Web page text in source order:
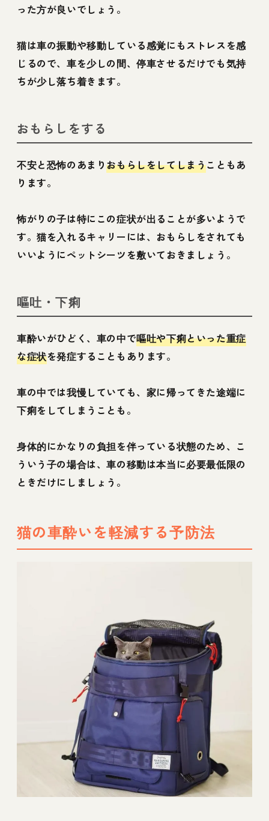
った方が良いでしょう。
猫は車の振動や移動している感覚にもストレスを感
じるので、車を少しの間、停車させるだけでも気持
ちが少し落ち着きます。
おもらしをする
不安と恐怖のあまりおもらしをしてしまうこともあ
ります。
怖がりの子は特にこの症状が出ることが多いようで
す。猫を入れるキャリーには、おもらしをされても
いいようにペットシーツを敷いておきましょう。
嘔吐・下痢
車酔いがひどく、車の中で嘔吐や下痢といった重症
な症状を発症することもあります。
車の中では我慢していても、家に帰ってきた途端に
下痢をしてしまうことも。
身体的にかなりの負担を伴っている状態のため、こ
ういう子の場合は、車の移動は本当に必要最低限の
ときだけにしましょう。
猫の車酔いを軽減する予防法